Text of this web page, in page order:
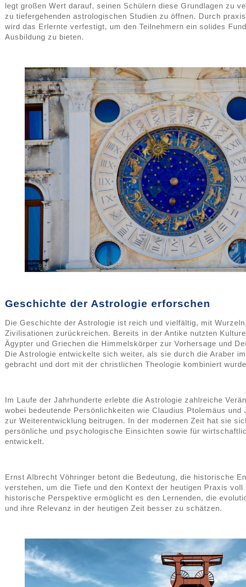
legt großen Wert darauf, seinen Schülern diese Grundlagen zu
zu tiefergehenden astrologischen Studien zu öffnen. Durch
wird das Erlernte verfestigt, um den Teilnehmern ein solides
Ausbildung zu bieten.
Geschichte der Astrologie erforschen
Die Geschichte der Astrologie ist reich und vielfältig, mit
Zivilisationen zurückreichen. Bereits in der Antike nutzten
Ägypter und Griechen die Himmelskörper zur Vorhersage und
Die Astrologie entwickelte sich weiter, als sie durch die Araber
gebracht und dort mit der christlichen Theologie kombiniert
Im Laufe der Jahrhunderte erlebte die Astrologie zahlreiche
wobei bedeutende Persönlichkeiten wie Claudius Ptolemäus und
zur Weiterentwicklung beitrugen. In der modernen Zeit hat sie
persönliche und psychologische Einsichten sowie für
entwickelt.
Ernst Albrecht Vöhringer betont die Bedeutung, die historische
verstehen, um die Tiefe und den Kontext der heutigen Praxis
historische Perspektive ermöglicht es den Lernenden, die
und ihre Relevanz in der heutigen Zeit besser zu schätzen.